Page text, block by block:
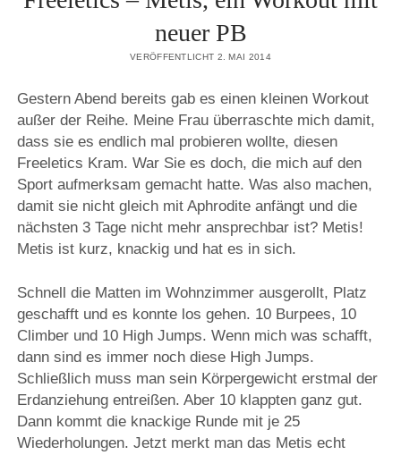
neuer PB
VERÖFFENTLICHT 2. MAI 2014
Gestern Abend bereits gab es einen kleinen Workout
außer der Reihe. Meine Frau überraschte mich damit,
dass sie es endlich mal probieren wollte, diesen
Freeletics Kram. War Sie es doch, die mich auf den
Sport aufmerksam gemacht hatte. Was also machen,
damit sie nicht gleich mit Aphrodite anfängt und die
nächsten 3 Tage nicht mehr ansprechbar ist? Metis!
Metis ist kurz, knackig und hat es in sich.
Schnell die Matten im Wohnzimmer ausgerollt, Platz
geschafft und es konnte los gehen. 10 Burpees, 10
Climber und 10 High Jumps. Wenn mich was schafft,
dann sind es immer noch diese High Jumps.
Schließlich muss man sein Körpergewicht erstmal der
Erdanziehung entreißen. Aber 10 klappten ganz gut.
Dann kommt die knackige Runde mit je 25
Wiederholungen. Jetzt merkt man das Metis echt